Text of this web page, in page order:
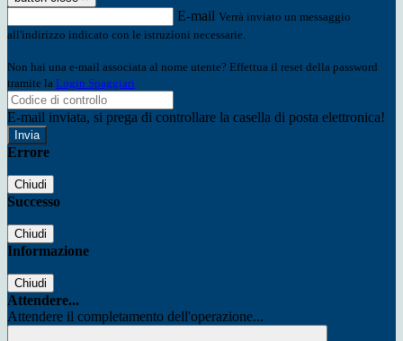
E-mail Verrà inviato un messaggio
all'indirizzo indicato con le istruzioni necessarie.
Non hai una e-mail associata al nome utente? Effettua il reset della password
tramite la Login Spaggiari
E-mail inviata, si prega di controllare la casella di posta elettronica!
Errore
Chiudi
Successo
Chiudi
Informazione
Chiudi
Attendere...
Attendere il completamento dell'operazione...